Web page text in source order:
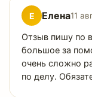
Е Елена11
Отзыв пишу по
большое за
очень сложно
по делу.